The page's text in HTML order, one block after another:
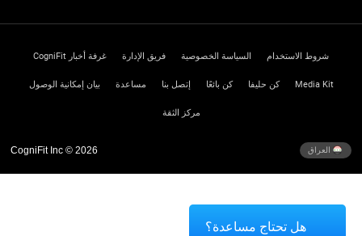
شروط الاستخدام السياسة الخصوصية فريق الإدارة غرفة أخبار CogniFit
Media Kit كن حليفا كن بائعًا إتصل بنا مساعدة بيان إمكانية الوصول
مركز الثقة
العراق CogniFit Inc © 2026
هل تحتاج مساعدة؟